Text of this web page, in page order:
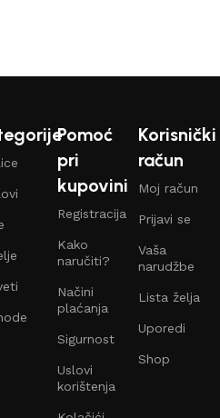
Pomoć
pri
kupovini
Registracija
Kako
naručiti?
Načini
plaćanja
Sigurnost
Uslovi
korištenja
Korisnički
račun
Moj račun
Prijavi se
Vaša
narudžbe
Lista želja
Uporedi
Shop